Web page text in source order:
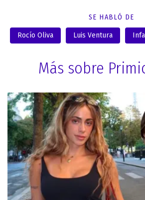
SE HABLÓ DE
Rocío Oliva Luis Ventura
Más sobre